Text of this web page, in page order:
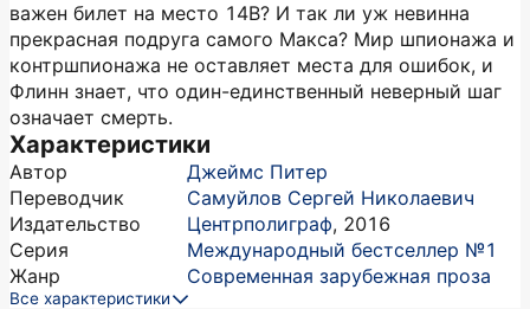
важен билет на место 14В? И так ли уж невинна
прекрасная подруга самого Макса? Мир шпионажа и
контршпионажа не оставляет места для ошибок, и
Флинн знает, что один-единственный неверный шаг
означает смерть.
Характеристики
Автор
Джеймс Питер
Переводчик
Самуйлов Сергей Николаевич
Издательство
Центрполиграф, 2016
Серия
Международный бестселлер №1
Жанр
Современная зарубежная проза
Все характеристики